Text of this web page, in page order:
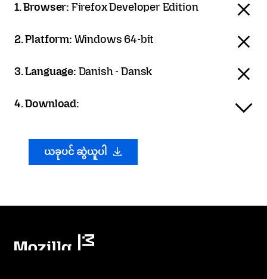
1. Browser: Firefox Developer Edition
2. Platform: Windows 64-bit
3. Language: Danish - Dansk
4. Download:
ယခုပင် ဆွဲယူပါ